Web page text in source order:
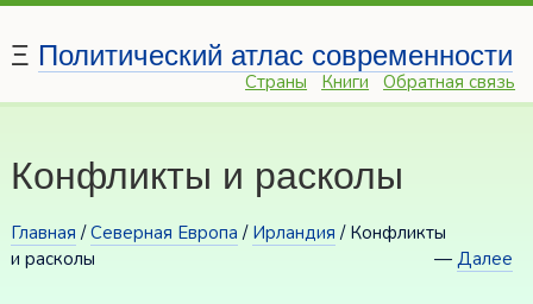
Ξ Политический атлас современности
Страны Книги Обратная связь
Конфликты и расколы
Главная /Северная Европа / Ирландия / Конфликты
и расколы
—Далее